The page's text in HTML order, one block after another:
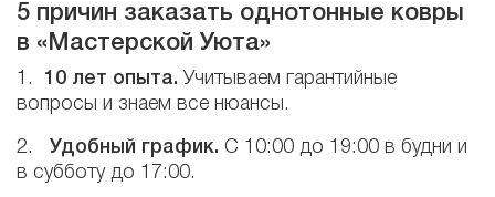
5 причин заказать однотонные ковры
в «Мастерской Уюта»
1. 10 лет опыта. Учитываем гарантийные
вопросы и знаем все нюансы.
2. Удобный график. С 10:00 до 19:00 в будни и
в субботу до 17:00.